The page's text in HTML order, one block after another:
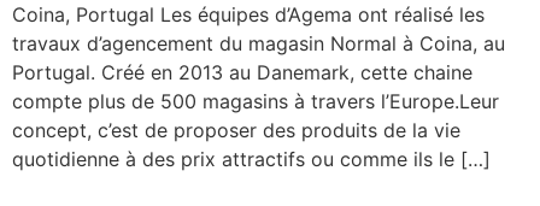
Coina, Portugal Les équipes d’Agema ont réalisé les
travaux d’agencement du magasin Normal à Coina, au
Portugal. Créé en 2013 au Danemark, cette chaine
compte plus de 500 magasins à travers l’Europe.Leur
concept, c’est de proposer des produits de la vie
quotidienne à des prix attractifs ou comme ils le […]